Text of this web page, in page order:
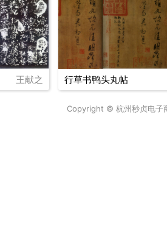
王献之 行草书鸭头丸帖
Copyright © 杭州秒贞电子